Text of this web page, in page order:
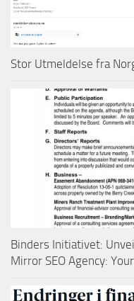
Stor Utmeldelse fra
Binders Initiativet:
Mirror SEO Agency: